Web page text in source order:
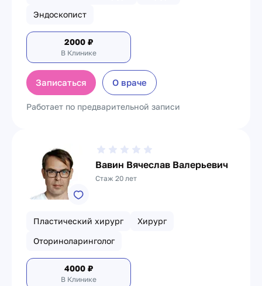
Эндоскопист
2000 ₽
В Клинике
Записаться О враче
Работает по предварительной записи
Вавин Вячеслав Валерьевич
Стаж 20 лет
Пластический хирург
Хирург
Оториноларинголог
4000 ₽
В Клинике